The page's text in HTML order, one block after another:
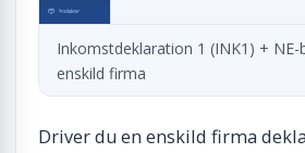
Inkomstdeklaration 1 (INK1) +
enskild firma
Driver du en enskild firma